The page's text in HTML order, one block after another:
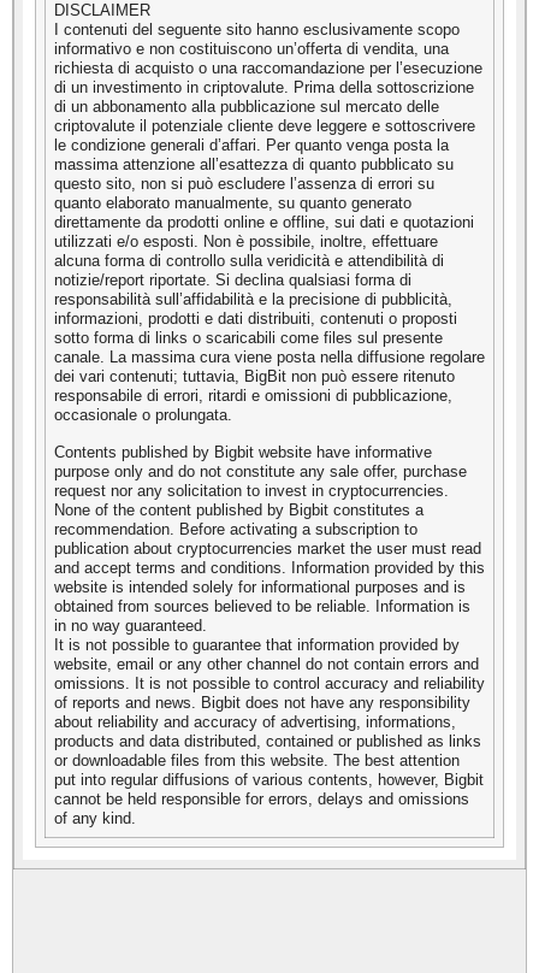
DISCLAIMER
I contenuti del seguente sito hanno esclusivamente scopo
informativo e non costituiscono un’offerta di vendita, una
richiesta di acquisto o una raccomandazione per l’esecuzione
di un investimento in criptovalute. Prima della sottoscrizione
di un abbonamento alla pubblicazione sul mercato delle
criptovalute il potenziale cliente deve leggere e sottoscrivere
le condizione generali d’affari. Per quanto venga posta la
massima attenzione all’esattezza di quanto pubblicato su
questo sito, non si può escludere l’assenza di errori su
quanto elaborato manualmente, su quanto generato
direttamente da prodotti online e offline, sui dati e quotazioni
utilizzati e/o esposti. Non è possibile, inoltre, effettuare
alcuna forma di controllo sulla veridicità e attendibilità di
notizie/report riportate. Si declina qualsiasi forma di
responsabilità sull’affidabilità e la precisione di pubblicità,
informazioni, prodotti e dati distribuiti, contenuti o proposti
sotto forma di links o scaricabili come files sul presente
canale. La massima cura viene posta nella diffusione regolare
dei vari contenuti; tuttavia, BigBit non può essere ritenuto
responsabile di errori, ritardi e omissioni di pubblicazione,
occasionale o prolungata.
Contents published by Bigbit website have informative
purpose only and do not constitute any sale offer, purchase
request nor any solicitation to invest in cryptocurrencies.
None of the content published by Bigbit constitutes a
recommendation. Before activating a subscription to
publication about cryptocurrencies market the user must read
and accept terms and conditions. Information provided by this
website is intended solely for informational purposes and is
obtained from sources believed to be reliable. Information is
in no way guaranteed.
It is not possible to guarantee that information provided by
website, email or any other channel do not contain errors and
omissions. It is not possible to control accuracy and reliability
of reports and news. Bigbit does not have any responsibility
about reliability and accuracy of advertising, informations,
products and data distributed, contained or published as links
or downloadable files from this website. The best attention
put into regular diffusions of various contents, however, Bigbit
cannot be held responsible for errors, delays and omissions
of any kind.